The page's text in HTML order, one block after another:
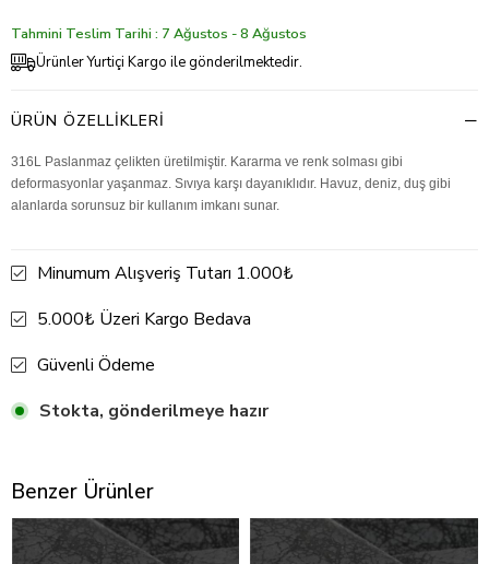
Tahmini Teslim Tarihi : 7 Ağustos - 8 Ağustos
Ürünler Yurtiçi Kargo ile gönderilmektedir.
ÜRÜN ÖZELLIKLERI
316L Paslanmaz çelikten üretilmiştir. Kararma ve renk solması gibi
deformasyonlar yaşanmaz. Sıvıya karşı dayanıklıdır. Havuz, deniz, duş gibi
alanlarda sorunsuz bir kullanım imkanı sunar.
Minumum Alışveriş Tutarı 1.000₺
5.000₺ Üzeri Kargo Bedava
Güvenli Ödeme
Stokta, gönderilmeye hazır
Benzer Ürünler